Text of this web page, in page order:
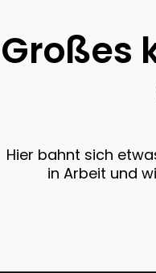
Großes
Hier bahnt sich
in Arbeit und